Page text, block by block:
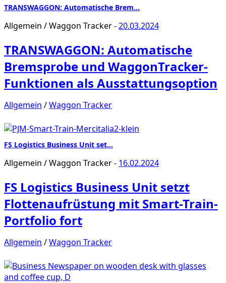
TRANSWAGGON: Automatische Brem…
Allgemein /Waggon Tracker-20.03.2024
TRANSWAGGON: Automatische
Bremsprobe und WaggonTracker-
Funktionen als Ausstattungsoption
Allgemein /Waggon Tracker
FS Logistics Business Unit set…
Allgemein /Waggon Tracker- 16.02.2024
FS Logistics Business Unit setzt
Flottenaufrüstung mit Smart-Train-
Portfolio fort
Allgemein /Waggon Tracker